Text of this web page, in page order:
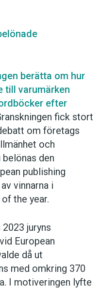
berätta om hur
till varumärken
efter
fick stort
om företags
och
den
publishing
vinnarna i
the year.
juryns
European
då ut
med omkring 370
I motiveringen lyfte